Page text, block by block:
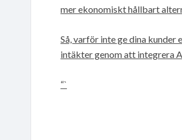
mer ekonomiskt hållbart
Så, varför inte ge dina
intäkter genom att integrera
“`